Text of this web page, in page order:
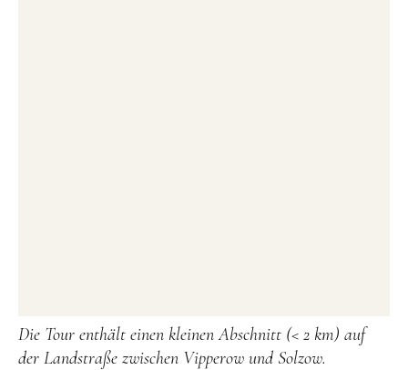
Die Tour enthält einen kleinen Abschnitt (< 2 km) auf
der Landstraße zwischen Vipperow und Solzow.